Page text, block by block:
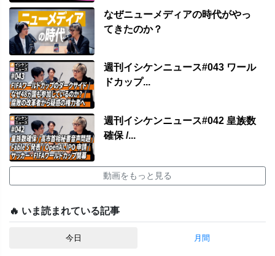
なぜニューメディアの時代がやっ
てきたのか？
週刊イシケンニュース#043 ワール
ドカップ...
週刊イシケンニュース#042 皇族数
確保 /...
動画をもっと見る
🔥 いま読まれている記事
今日 月間